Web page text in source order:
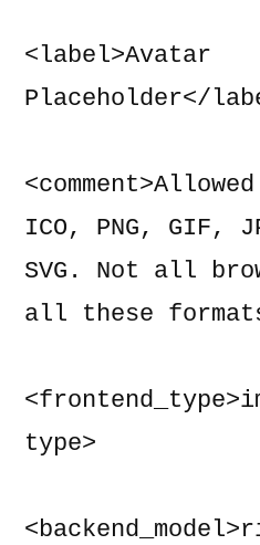
<label>Avatar
Placeholder</
ICO, PNG, GIF,
SVG. Not all
all these
type>